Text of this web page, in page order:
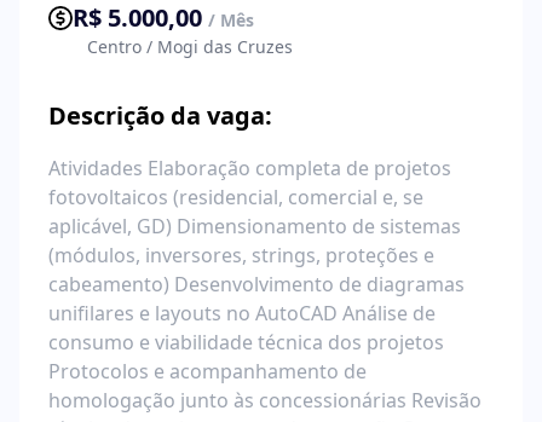
R$ 5.000,00 / Mês
Centro / Mogi das Cruzes
Descrição da vaga:
Atividades Elaboração completa de projetos
fotovoltaicos (residencial, comercial e, se
aplicável, GD) Dimensionamento de sistemas
(módulos, inversores, strings, proteções e
cabeamento) Desenvolvimento de diagramas
unifilares e layouts no AutoCAD Análise de
consumo e viabilidade técnica dos projetos
Protocolos e acompanhamento de
homologação junto às concessionárias Revisão